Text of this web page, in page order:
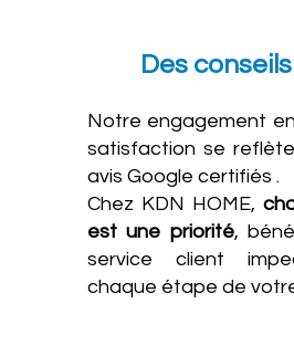
Des
Notre engagement
satisfaction se
avis Google certifiés .
Chez KDN HOME,
est une priorité,
service client
chaque étape de